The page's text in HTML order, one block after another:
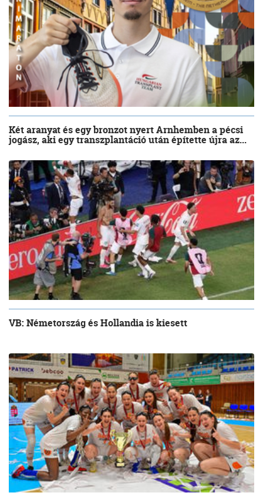
Két aranyat és egy bronzot nyert Arnhemben a pécsi
jogász, aki egy transzplantáció után építette újra az...
VB: Németország és Hollandia is kiesett